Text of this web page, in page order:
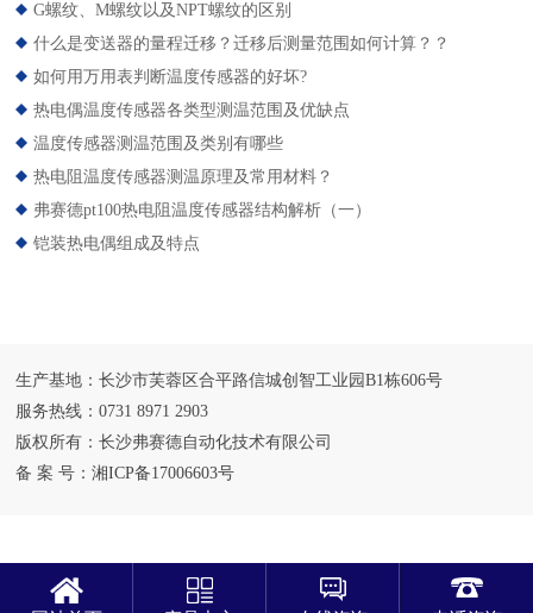
G螺纹、M螺纹以及NPT螺纹的区别
什么是变送器的量程迁移？迁移后测量范围如何计算？？
如何用万用表判断温度传感器的好坏?
热电偶温度传感器各类型测温范围及优缺点
温度传感器测温范围及类别有哪些
热电阻温度传感器测温原理及常用材料？
弗赛德pt100热电阻温度传感器结构解析（一）
铠装热电偶组成及特点
生产基地：长沙市芙蓉区合平路信城创智工业园B1栋606号
服务热线：0731 8971 2903
版权所有：长沙弗赛德自动化技术有限公司
备 案 号：湘ICP备17006603号